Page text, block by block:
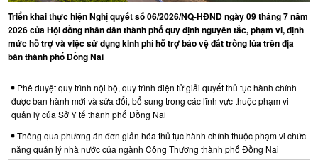
Triển khai thực hiện Nghị quyết số 06/2026/NQ-HĐND ngày 09 tháng 7 năm
2026 của Hội đồng nhân dân thành phố quy định nguyên tắc, phạm vi, định
mức hỗ trợ và việc sử dụng kinh phí hỗ trợ bảo vệ đất trồng lúa trên địa
bàn thành phố Đồng Nai
Phê duyệt quy trình nội bộ, quy trình điện tử giải quyết thủ tục hành chính
được ban hành mới và sửa đổi, bổ sung trong các lĩnh vực thuộc phạm vi
quản lý của Sở Y tế thành phố Đồng Nai
Thông qua phương án đơn giản hóa thủ tục hành chính thuộc phạm vi chức
năng quản lý nhà nước của ngành Công Thương thành phố Đồng Nai